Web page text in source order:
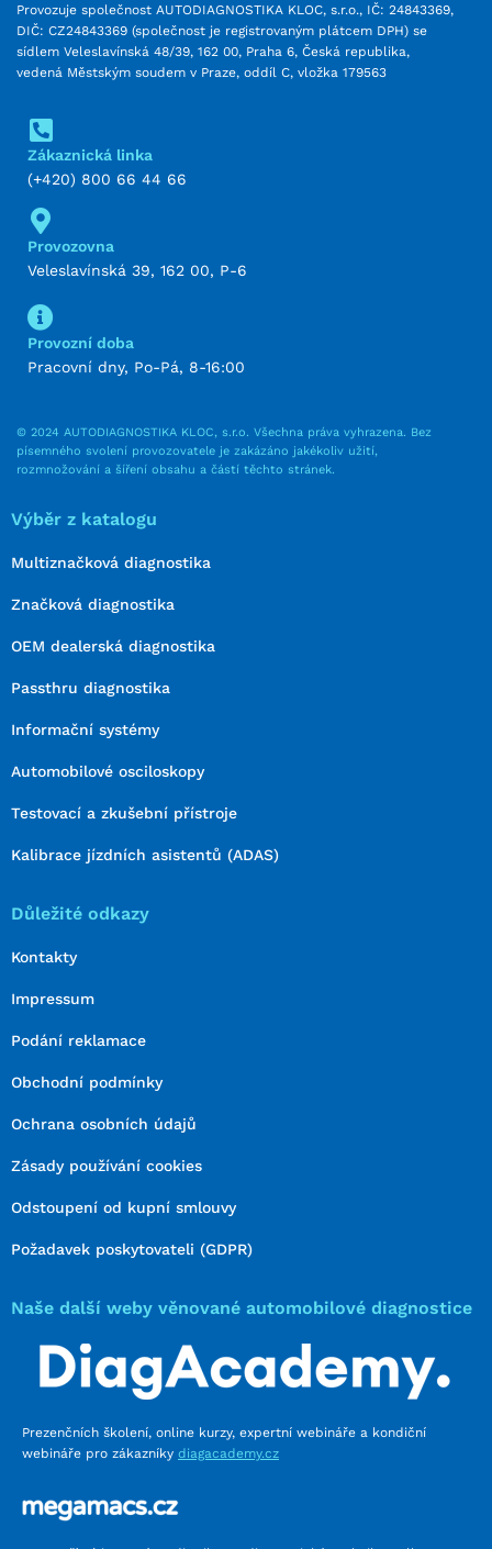
Provozuje společnost AUTODIAGNOSTIKA KLOC, s.r.o., IČ: 24843369,
DIČ: CZ24843369 (společnost je registrovaným plátcem DPH) se
sídlem Veleslavínská 48/39, 162 00, Praha 6, Česká republika,
vedená Městským soudem v Praze, oddíl C, vložka 179563
Zákaznická linka
(+420) 800 66 44 66
Provozovna
Veleslavínská 39, 162 00, P-6
Provozní doba
Pracovní dny, Po-Pá, 8-16:00
© 2024 AUTODIAGNOSTIKA KLOC, s.r.o. Všechna práva vyhrazena. Bez
písemného svolení provozovatele je zakázáno jakékoliv užití,
rozmnožování a šíření obsahu a částí těchto stránek.
Výběr z katalogu
Multiznačková diagnostika
Značková diagnostika
OEM dealerská diagnostika
Passthru diagnostika
Informační systémy
Automobilové osciloskopy
Testovací a zkušební přístroje
Kalibrace jízdních asistentů (ADAS)
Důležité odkazy
Kontakty
Impressum
Podání reklamace
Obchodní podmínky
Ochrana osobních údajů
Zásady používání cookies
Odstoupení od kupní smlouvy
Požadavek poskytovateli (GDPR)
Naše další weby věnované automobilové diagnostice
Prezenčních školení, online kurzy, expertní webináře a kondiční
webináře pro zákazníky diagacademy.cz